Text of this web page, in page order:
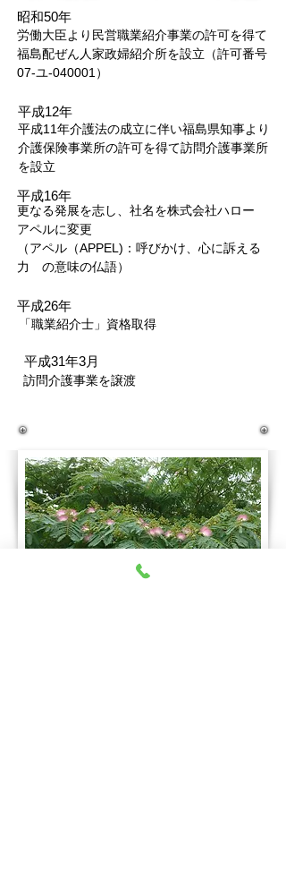
昭和50年
労働大臣より民営職業紹介事業の許可を得て
福島配ぜん人家政婦紹介所を設立（許可番号
07-ユ-040001）
平成12年
平成11年介護法の成立に伴い福島県知事より
介護保険事業所の許可を得て訪問介護事業所
を設立
平成16年
更なる発展を志し、社名を株式会社ハロー
アペルに変更
（アペル（APPEL)：呼びかけ、心に訴える
力 の意味の仏語）
平成26年
「職業紹介士」資格取得
平成31年3月
訪問介護事業を譲渡